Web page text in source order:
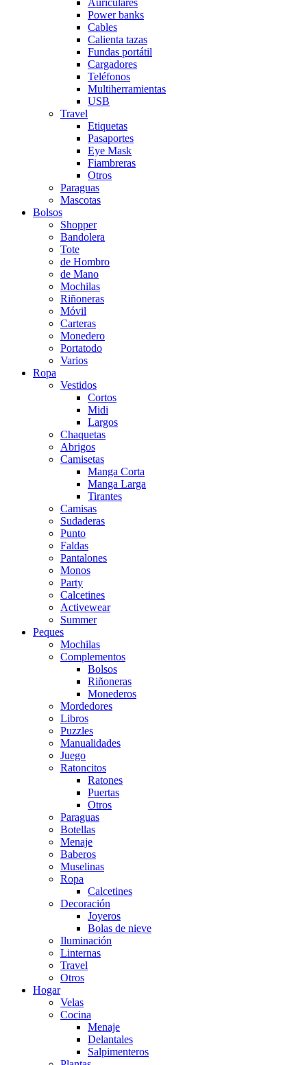
Power banks
Cables
Calienta tazas
Fundas portátil
Cargadores
Teléfonos
Multiherramientas
USB
Travel
Etiquetas
Pasaportes
Eye Mask
Fiambreras
Otros
Paraguas
Mascotas
Bolsos
Shopper
Bandolera
Tote
de Hombro
de Mano
Mochilas
Riñoneras
Móvil
Carteras
Monedero
Portatodo
Varios
Ropa
Vestidos
Cortos
Midi
Largos
Chaquetas
Abrigos
Camisetas
Manga Corta
Manga Larga
Tirantes
Camisas
Sudaderas
Punto
Faldas
Pantalones
Monos
Party
Calcetines
Activewear
Summer
Peques
Mochilas
Complementos
Bolsos
Riñoneras
Monederos
Mordedores
Libros
Puzzles
Manualidades
Juego
Ratoncitos
Ratones
Puertas
Otros
Paraguas
Botellas
Menaje
Baberos
Muselinas
Ropa
Calcetines
Decoración
Joyeros
Bolas de nieve
Iluminación
Linternas
Travel
Otros
Hogar
Velas
Cocina
Menaje
Delantales
Salpimenteros